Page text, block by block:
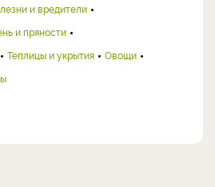
и вредители
и пряности
Теплицы и укрытия
Овощи